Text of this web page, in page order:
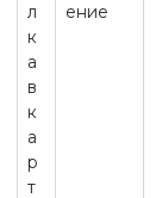
л
к
а
в
к
а
р
т
ение